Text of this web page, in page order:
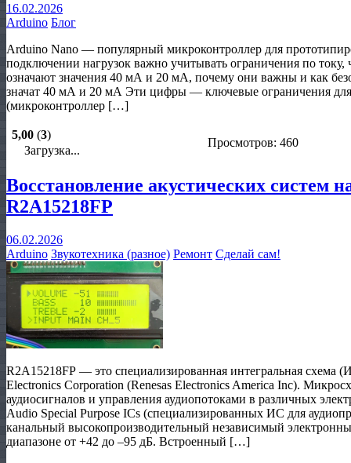
16.02.2026
Arduino Блог
Arduino Nano — популярный микроконтроллер для
подключении нагрузок важно учитывать ограничения по току,
означают значения 40 мА и 20 мА, почему они важны и как
значат 40 мА и 20 мА Эти цифры — ключевые ограничения
(микроконтроллер […]
5,00 (3)
Загрузка...
Просмотров: 460
Восстановление акустических систем
R2A15218FP
06.02.2026
Arduino Звукотехника (разное) Ремонт Сделай сам!
R2A15218FP — это специализированная интегральная схема
Electronics Corporation (Renesas Electronics America Inc).
аудиосигналов и управления аудиопотоками в различных
Audio Special Purpose ICs (специализированных ИС для
канальный высокопроизводительный независимый
диапазоне от +42 до –95 дБ. Встроенный […]